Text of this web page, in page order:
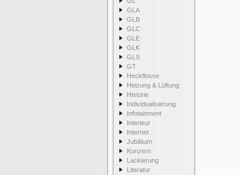
GLA
GLB
GLC
GLE
GLK
GLS
GT
Heckflosse
Heizung & Lüftung
Historie
Individualisierung
Infotainment
Interieur
Internet
Jubiläum
Konzern
Lackierung
Literatur